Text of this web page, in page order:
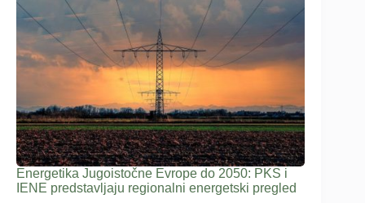
Energetika Jugoistočne Evrope do 2050: PKS i
IENE predstavljaju regionalni energetski pregled